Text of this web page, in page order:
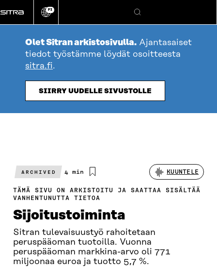
suoraan
sisältöön
Vaihda
kieli
FI
Hae
Olet Sitran arkistosivulla. Ajantasaiset
tiedot työstämme löydät osoitteesta
sitra.fi.
SIIRRY UUDELLE SIVUSTOLLE
ARCHIVED
Arvioitu
4 min KUUNTELE
TÄMÄ SIVU ON ARKISTOITU JA SAATTAA SISÄLTÄÄ
VANHENTUNUTTA TIETOA
Sijoitustoiminta
Sitran tulevaisuustyö rahoitetaan
peruspääoman tuotoilla. Vuonna
peruspääoman markkina-arvo oli 771
miljoonaa euroa ja tuotto 5,7 %.